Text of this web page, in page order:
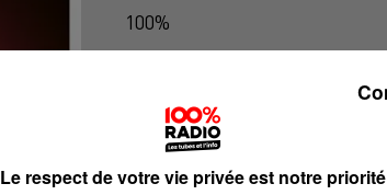
100%
Le respect de votre vie privée est notre priorité